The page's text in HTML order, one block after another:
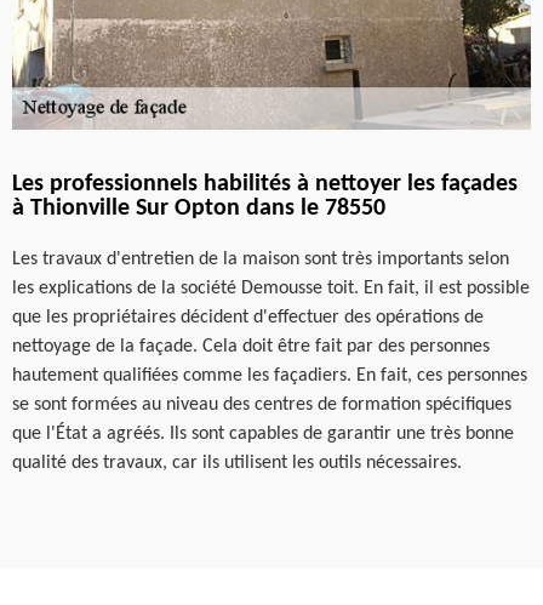
Les professionnels habilités à nettoyer les façades
à Thionville Sur Opton dans le 78550
Les travaux d'entretien de la maison sont très importants selon
les explications de la société Demousse toit. En fait, il est possible
que les propriétaires décident d'effectuer des opérations de
nettoyage de la façade. Cela doit être fait par des personnes
hautement qualifiées comme les façadiers. En fait, ces personnes
se sont formées au niveau des centres de formation spécifiques
que l'État a agréés. Ils sont capables de garantir une très bonne
qualité des travaux, car ils utilisent les outils nécessaires.